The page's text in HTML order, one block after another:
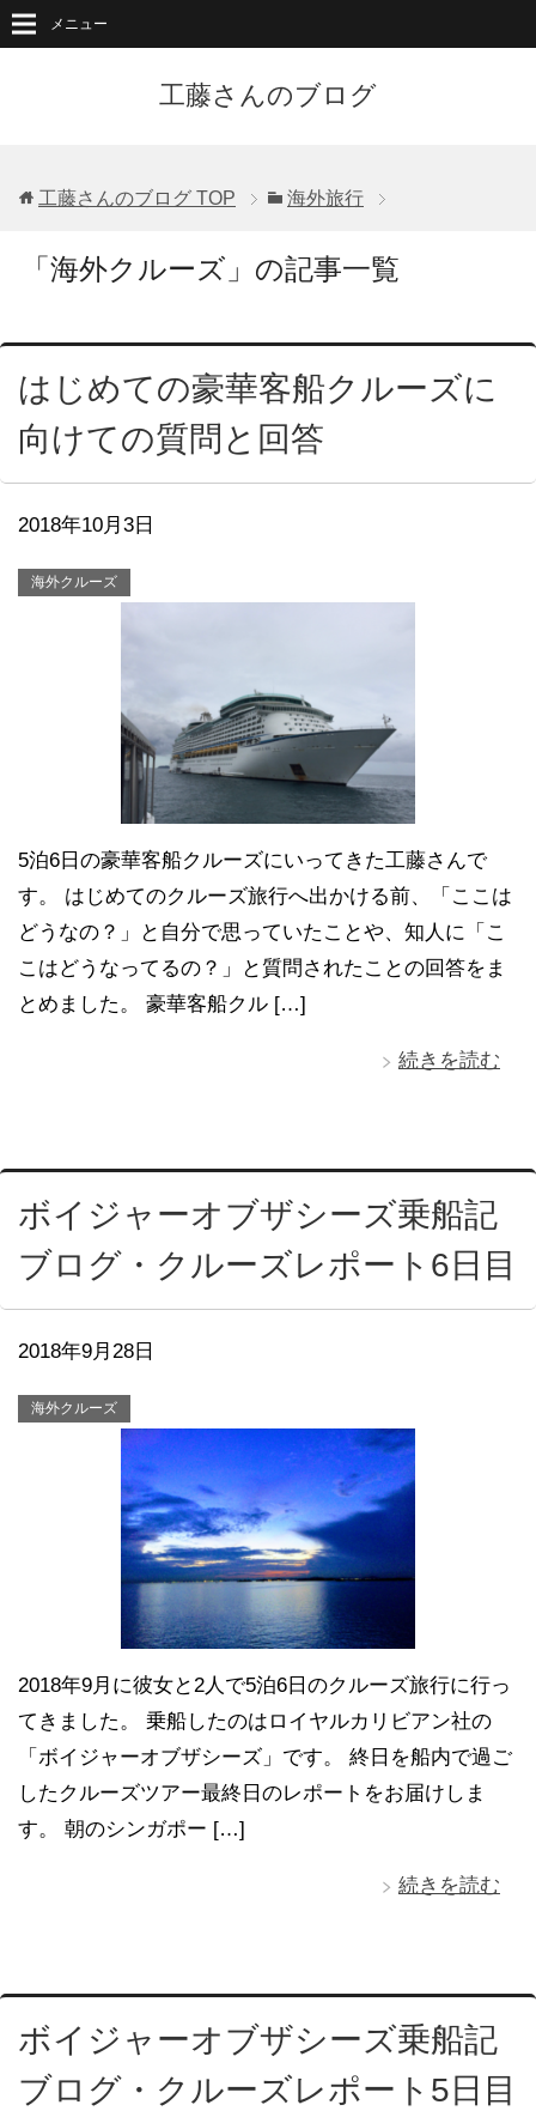
工藤さんのブログ
メニュー
工藤さんのブログ TOP 海外旅行
「海外クルーズ」の記事一覧
はじめての豪華客船クルーズに
向けての質問と回答
2018年10月3日
海外クルーズ
5泊6日の豪華客船クルーズにいってきた工藤さんで
す。 はじめてのクルーズ旅行へ出かける前、「ここは
どうなの？」と自分で思っていたことや、知人に「こ
こはどうなってるの？」と質問されたことの回答をま
とめました。 豪華客船クル […]
続きを読む
ボイジャーオブザシーズ乗船記
ブログ・クルーズレポート6日目
2018年9月28日
海外クルーズ
2018年9月に彼女と2人で5泊6日のクルーズ旅行に行っ
てきました。 乗船したのはロイヤルカリビアン社の
「ボイジャーオブザシーズ」です。 終日を船内で過ご
したクルーズツアー最終日のレポートをお届けしま
す。 朝のシンガポー […]
続きを読む
ボイジャーオブザシーズ乗船記
ブログ・クルーズレポート5日目